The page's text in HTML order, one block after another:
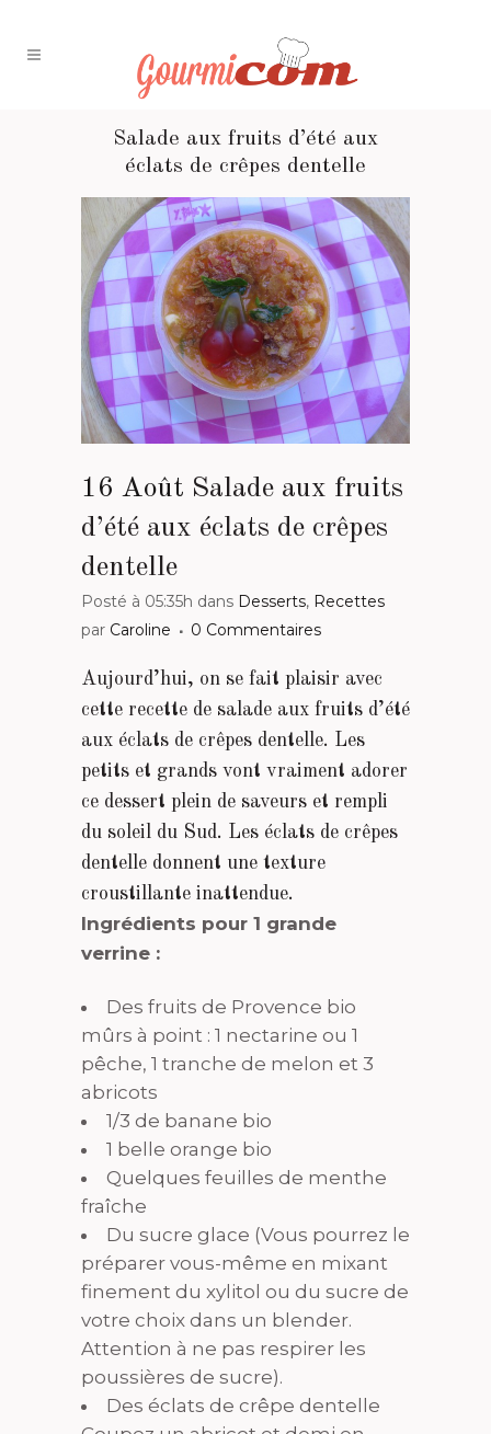
Salade aux fruits d’été aux
éclats de crêpes dentelle
16 Août Salade aux fruits
d’été aux éclats de crêpes
dentelle
Posté à 05:35h dans Desserts, Recettes
par Caroline 0 Commentaires
Aujourd’hui, on se fait plaisir avec
cette recette de salade aux fruits d’été
aux éclats de crêpes dentelle. Les
petits et grands vont vraiment adorer
ce dessert plein de saveurs et rempli
du soleil du Sud. Les éclats de crêpes
dentelle donnent une texture
croustillante inattendue.
Ingrédients pour 1 grande
verrine :
Des fruits de Provence bio
mûrs à point : 1 nectarine ou 1
pêche, 1 tranche de melon et 3
abricots
1/3 de banane bio
1 belle orange bio
Quelques feuilles de menthe
fraîche
Du sucre glace (Vous pourrez le
préparer vous-même en mixant
finement du xylitol ou du sucre de
votre choix dans un blender.
Attention à ne pas respirer les
poussières de sucre).
Des éclats de crêpe dentelle